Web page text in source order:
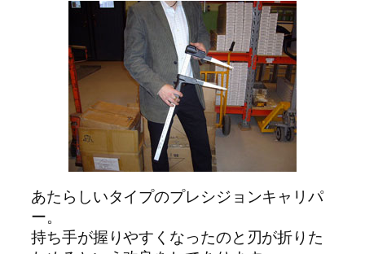
あたらしいタイプのプレシジョンキャリパ
ー。
持ち手が握りやすくなったのと刃が折りた